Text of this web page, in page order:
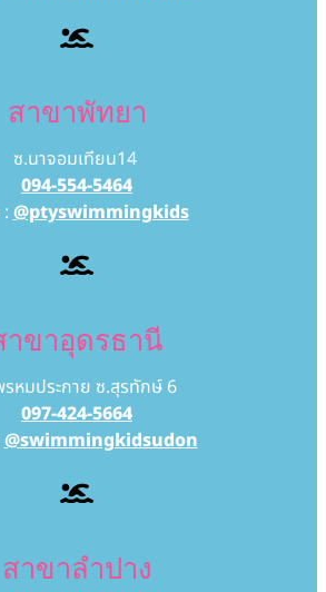
สาขาพัทยา
ซ.นาจอมเทียน14
094-554-5464
:@ptyswimmingkids
าขาอุดรธานี
หมประกาย ซ.สุรทักษ์ 6
097-424-5664
@swimmingkidsudon
สาขาลำปาง